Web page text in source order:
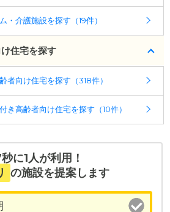
・介護施設を探す（19件）
住宅を探す
者向け住宅を探す（318件）
き高齢者向け住宅を探す（10件）
に1人が利用！
の施設を提案します